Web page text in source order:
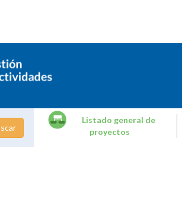
Listado general de
proyectos